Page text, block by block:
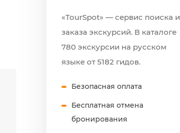
«TourSpot» — сервис поиска и
заказа экскурсий. В каталоге
780 экскурсии на русском
языке от 5182 гидов.
Безопасная оплата
Бесплатная отмена
бронирования